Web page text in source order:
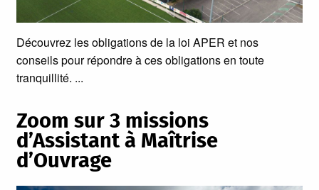
Découvrez les obligations de la loi APER et nos
conseils pour répondre à ces obligations en toute
tranquillité.
Zoom sur 3 missions
d’Assistant à Maîtrise
d’Ouvrage